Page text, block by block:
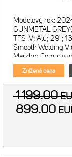
Modelový rok:
GUNMETAL
TFS IV; Alu; 29";
Smooth Welding
Markhor Comp;
100mm; kónický
offset vidlice
Znížená cena
1 199.00
899.00